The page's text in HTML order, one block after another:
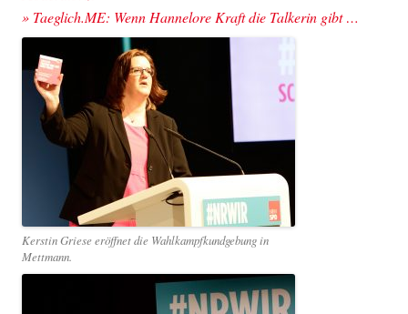
» Taeglich.ME: Wenn Hannelore Kraft die Talkerin gibt …
Kerstin Griese eröffnet die Wahlkampfkundgebung in
Mettmann.